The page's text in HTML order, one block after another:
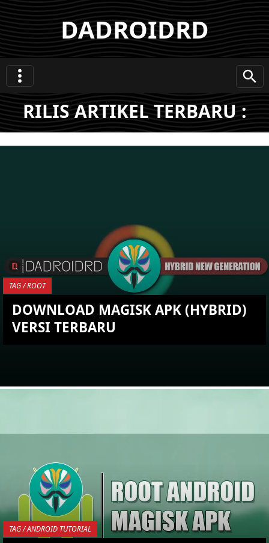
DADROIDRD
RILIS ARTIKEL TERBARU :
TAG / ROOT
DOWNLOAD MAGISK APK (HYBRID)
VERSI TERBARU
YOU ARE VIEWING MOST
RECENT POST
TAG / ANDROID TUTORIAL